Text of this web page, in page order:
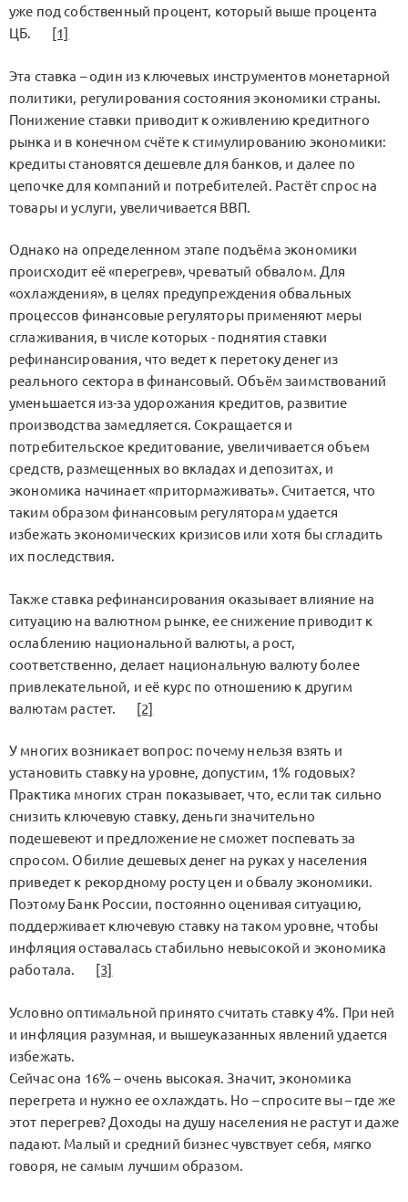
уже под собственный процент, который выше процента
ЦБ.
[1]
Эта ставка – один из ключевых инструментов монетарной
политики, регулирования состояния экономики страны.
Понижение ставки приводит к оживлению кредитного
рынка и в конечном счёте к стимулированию экономики:
кредиты становятся дешевле для банков, и далее по
цепочке для компаний и потребителей. Растёт спрос на
товары и услуги, увеличивается ВВП.
Однако на определенном этапе подъёма экономики
происходит её «перегрев», чреватый обвалом. Для
«охлаждения», в целях предупреждения обвальных
процессов финансовые регуляторы применяют меры
сглаживания, в числе которых - поднятия ставки
рефинансирования, что ведет к перетоку денег из
реального сектора в финансовый. Объём заимствований
уменьшается из-за удорожания кредитов, развитие
производства замедляется. Сокращается и
потребительское кредитование, увеличивается объем
средств, размещенных во вкладах и депозитах, и
экономика начинает «притормаживать». Считается, что
таким образом финансовым регуляторам удается
избежать экономических кризисов или хотя бы сгладить
их последствия.
Также ставка рефинансирования оказывает влияние на
ситуацию на валютном рынке, ее снижение приводит к
ослаблению национальной валюты, а рост,
соответственно, делает национальную валюту более
привлекательной, и её курс по отношению к другим
валютам растет.
[2]
У многих возникает вопрос: почему нельзя взять и
установить ставку на уровне, допустим, 1% годовых?
Практика многих стран показывает, что, если так сильно
снизить ключевую ставку, деньги значительно
подешевеют и предложение не сможет поспевать за
спросом. Обилие дешевых денег на руках у населения
приведет к рекордному росту цен и обвалу экономики.
Поэтому Банк России, постоянно оценивая ситуацию,
поддерживает ключевую ставку на таком уровне, чтобы
инфляция оставалась стабильно невысокой и экономика
работала.
[3]
Условно оптимальной принято считать ставку 4%. При ней
и инфляция разумная, и вышеуказанных явлений удается
избежать.
Сейчас она 16% – очень высокая. Значит, экономика
перегрета и нужно ее охлаждать. Но – спросите вы – где же
этот перегрев? Доходы на душу населения не растут и даже
падают. Малый и средний бизнес чувствует себя, мягко
говоря, не самым лучшим образом.